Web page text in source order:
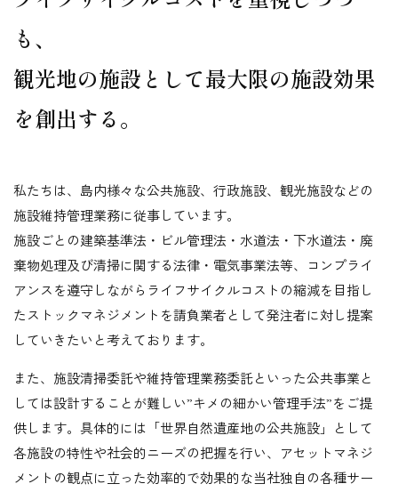
東京宝島チャレンジプロジェクト
TWR
動画
採用情報
も、
観光地の施設として最大限の施設効果
を創出する。
私たちは、島内様々な公共施設、行政施設、観光施設などの
施設維持管理業務に従事しています。
施設ごとの建築基準法・ビル管理法・水道法・下水道法・廃
棄物処理及び清掃に関する法律・電気事業法等、コンプライ
アンスを遵守しながらライフサイクルコストの縮減を目指し
たストックマネジメントを請負業者として発注者に対し提案
していきたいと考えております。
また、施設清掃委託や維持管理業務委託といった公共事業と
しては設計することが難しい”キメの細かい管理手法”をご提
供します。具体的には「世界自然遺産地の公共施設」として
各施設の特性や社会的ニーズの把握を行い、アセットマネジ
メントの観点に立った効率的で効果的な当社独自の各種サー